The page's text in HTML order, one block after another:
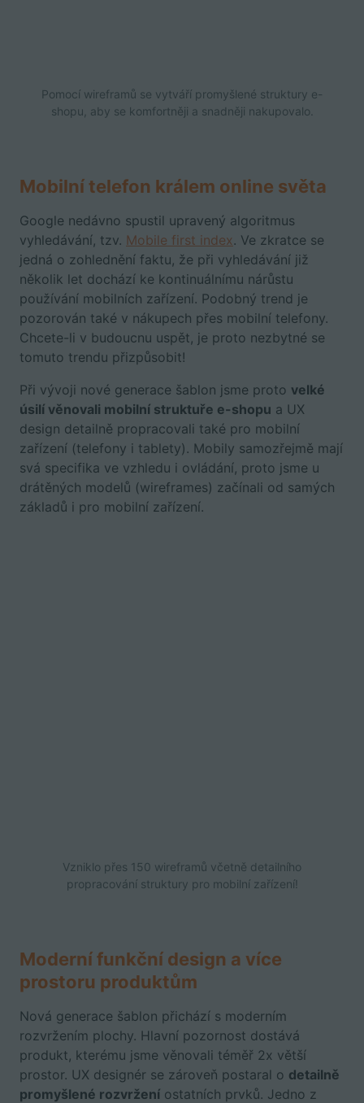
Pomocí wireframů se vytváří promyšlené struktury e-
shopu, aby se komfortněji a snadněji nakupovalo.
Mobilní telefon králem online světa
Google nedávno spustil upravený algoritmus
vyhledávání, tzv. Mobile first index. Ve zkratce se
jedná o zohlednění faktu, že při vyhledávání již
několik let dochází ke kontinuálnímu nárůstu
používání mobilních zařízení. Podobný trend je
pozorován také v nákupech přes mobilní telefony.
Chcete-li v budoucnu uspět, je proto nezbytné se
tomuto trendu přizpůsobit!
Při vývoji nové generace šablon jsme proto velké
úsilí věnovali mobilní struktuře e-shopu a UX
design detailně propracovali také pro mobilní
zařízení (telefony i tablety). Mobily samozřejmě mají
svá specifika ve vzhledu i ovládání, proto jsme u
drátěných modelů (wireframes) začínali od samých
základů i pro mobilní zařízení.
Vzniklo přes 150 wireframů včetně detailního
propracování struktury pro mobilní zařízení!
Moderní funkční design a více
prostoru produktům
Nová generace šablon přichází s moderním
rozvržením plochy. Hlavní pozornost dostává
produkt, kterému jsme věnovali téměř 2x větší
prostor. UX designér se zároveň postaral o detailně
promyšlené rozvržení ostatních prvků. Jedno z